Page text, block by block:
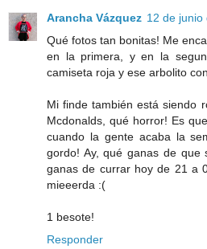
Arancha Vázquez 12 de junio
Qué fotos tan bonitas! Me
en la primera, y en la
camiseta roja y ese arbolito
Mi finde también está siendo
Mcdonalds, qué horror! Es
cuando la gente acaba la
gordo! Ay, qué ganas de que
ganas de currar hoy de 21 a
mieeerda :(
1 besote!
Responder